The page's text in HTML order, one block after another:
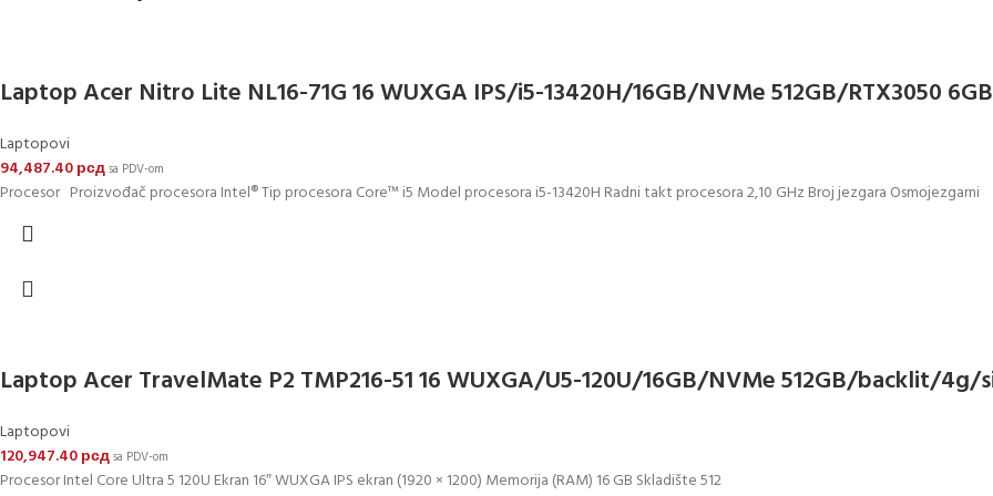
Laptop Acer Nitro Lite NL16-71G 16 WUXGA IPS/i5-13420H/16GB/NVMe 512GB/RTX3050 6GB
Laptopovi
94,487.40рсдsa PDV-om
Procesor Proizvođač procesora Intel® Tip procesora Core™ i5 Model procesora i5-13420H Radni takt procesora 2,10 GHz Broj jezgara Osmоjezgarni
Laptop Acer TravelMate P2 TMP216-51 16 WUXGA/U5-120U/16GB/NVMe 512GB/backlit/4g/
Laptopovi
120,947.40рсдsa PDV-om
Procesor Intel Core Ultra 5 120U Ekran 16″ WUXGA IPS ekran (1920 × 1200) Memorija (RAM) 16 GB Skladište 512